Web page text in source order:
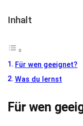
Inhalt
Für wen geeignet?
Was du lernst
Für wen